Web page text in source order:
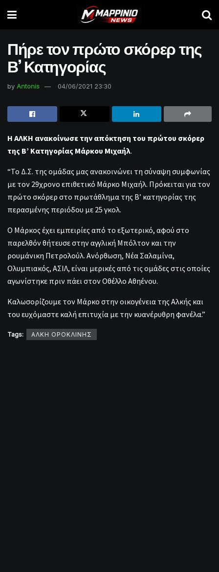
Πήρε τον πρώτο σκόρερ της
Β’ Κατηγορίας
by Antonis 04/06/2021 23:30
Η ΑΛΚΗ ανακοίνωσε την απόκτηση του πρώτου σκόρερ
της Β’ Κατηγορίας Μάρκου Μιχαήλ.
“Το Δ.Σ. της ομάδας μας ανακοινώνει τη σύναψη συμφωνίας
με τον 29χρονο επιθετικό Μάρκο Μιχαήλ. Πρόκειται για τον
πρώτο σκόρερ στο πρωτάθλημα της Β’ κατηγορίας της
περασμένης περιόδου με 25 γκολ.
Ο Μάρκος έχει εμπειρίες από το εξωτερικό, αφού στο
παρελθόν θήτευσε στην αγγλική Μπόλτον και την
ρουμάνικη Πετρολούλ. Ανόρθωση, Νέα Σαλαμίνα,
Ολυμπιακός, ΑΣΙΛ, είναι μερικές από τις ομάδες στις οποίες
αγωνίστηκε πριν πάει στον Οθέλλο Αθηένου.
Καλωσορίζουμε τον Μάρκο στην οικογένεια της Αλκής και
του ευχόμαστε καλή επιτυχία με την κυανέρυθρη φανέλα.”
Tags: ΑΛΚΗ ΟΡΟΚΛΙΝΗΣ